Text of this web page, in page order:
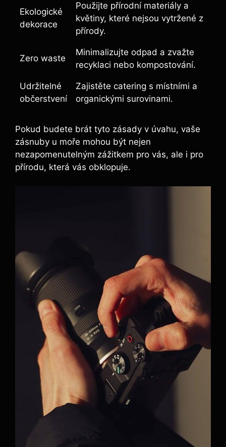
Ekologické
dekorace
Použijte přírodní materiály a
květiny, které nejsou vytržené z
přírody.
Zero waste
Minimalizujte odpad a zvažte
recyklaci nebo kompostování.
Udržitelné
občerstvení
Zajistěte catering s místními a
organickými surovinami.
Pokud budete brát tyto zásady v úvahu, vaše
zásnuby u moře mohou být nejen
nezapomenutelným zážitkem pro vás, ale i pro
přírodu, která vás obklopuje.